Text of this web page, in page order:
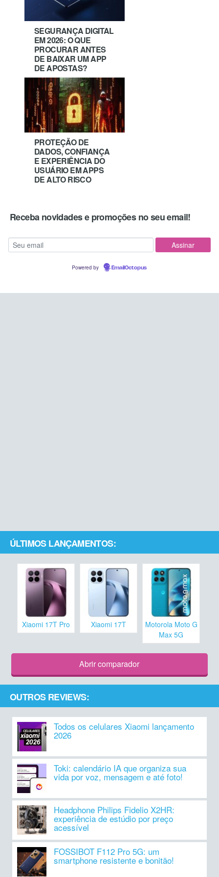
SEGURANÇA DIGITAL
EM 2026: O QUE
PROCURAR ANTES
DE BAIXAR UM APP
DE APOSTAS?
PROTEÇÃO DE
DADOS, CONFIANÇA
E EXPERIÊNCIA DO
USUÁRIO EM APPS
DE ALTO RISCO
Receba novidades e promoções no seu email!
Powered by EmailOctopus
ÚLTIMOS LANÇAMENTOS:
Xiaomi 17T Pro Xiaomi 17T
Motorola Moto G
Max 5G
Abrir comparador
OUTROS REVIEWS:
Todos os celulares Xiaomi lançamento
2026
Toki: calendário IA que organiza sua
vida por voz, mensagem e até foto!
Headphone Philips Fidelio X2HR:
experiência de estúdio por preço
acessível
FOSSIBOT F112 Pro 5G: um
smartphone resistente e bonitão!